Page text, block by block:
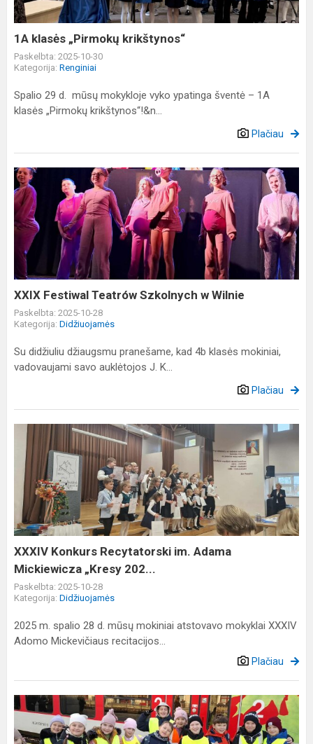
1A klasės „Pirmokų krikštynos“
Paskelbta: 2025-10-30
Kategorija: Renginiai
Spalio 29 d. mūsų mokykloje vyko ypatinga šventė – 1A
klasės „Pirmokų krikštynos“!&n...
Plačiau
XXIX
Festiwal
Teatrów
Szkolnych
Wilnie
XXIX Festiwal Teatrów Szkolnych w Wilnie
Paskelbta: 2025-10-28
Kategorija: Didžiuojamės
Su didžiuliu džiaugsmu pranešame, kad 4b klasės mokiniai,
vadovaujami savo auklėtojos J. K...
Plačiau
XXXIV
Konkurs
Recytatorski
im.
Adama
Mickiewicza
„Kresy
202...
XXXIV Konkurs Recytatorski im. Adama
Mickiewicza „Kresy 202...
Paskelbta: 2025-10-28
Kategorija: Didžiuojamės
2025 m. spalio 28 d. mūsų mokiniai atstovavo mokyklai XXXIV
Adomo Mickevičiaus recitacijos...
Plačiau
Projekto
„Kelionės
po